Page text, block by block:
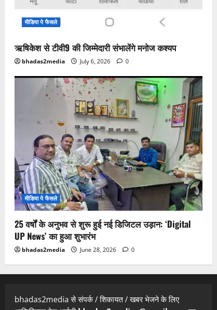
मीडिया पे फैसले
ऋषिकेश से टीवी9 की जिम्मेदारी संभालेंगे मनोज कश्यप
bhadas2media July 6, 2026 0
मीडिया पे फैसले
25 वर्षों के अनुभव से शुरू हुई नई डिजिटल उड़ान: ‘Digital
UP News’ का हुआ शुभारंभ
bhadas2media June 28, 2026 0
bhadas2media से संपर्क / शिकायत / खबर भेजने के लिए